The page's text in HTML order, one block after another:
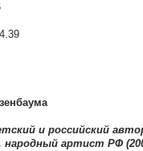
и российский
артист РФ